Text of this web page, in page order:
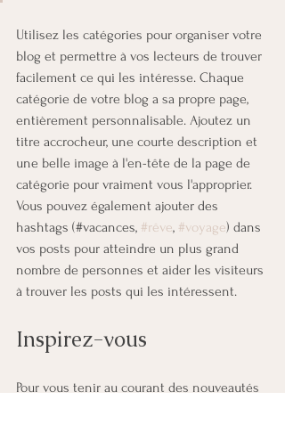
Utilisez les catégories pour organiser votre
blog et permettre à vos lecteurs de trouver
facilement ce qui les intéresse. Chaque
catégorie de votre blog a sa propre page,
entièrement personnalisable. Ajoutez un
titre accrocheur, une courte description et
une belle image à l'en-tête de la page de
catégorie pour vraiment vous l'approprier.
Vous pouvez également ajouter des
hashtags (#vacances, #rêve, #voyage) dans
vos posts pour atteindre un plus grand
nombre de personnes et aider les visiteurs
à trouver les posts qui les intéressent.
Inspirez-vous
Pour vous tenir au courant des nouveautés